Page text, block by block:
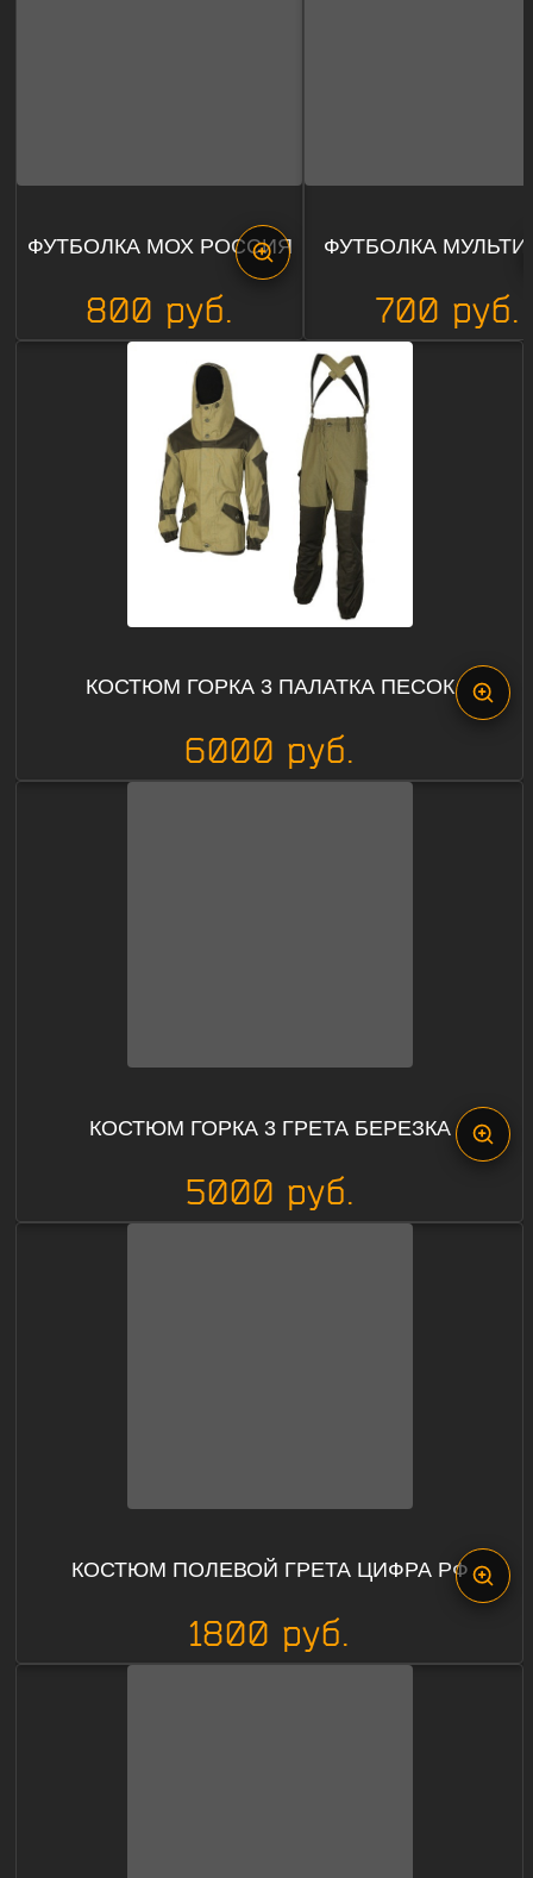
ФУТБОЛКА МОХ РОССИЯ
800 руб.
ФУТБОЛКА
700 руб.
КОСТЮМ ГОРКА 3 ПАЛАТКА ПЕСОК
6000 руб.
КОСТЮМ ГОРКА 3 ГРЕТА БЕРЕЗКА
5000 руб.
КОСТЮМ ПОЛЕВОЙ ГРЕТА ЦИФРА РФ
1800 руб.